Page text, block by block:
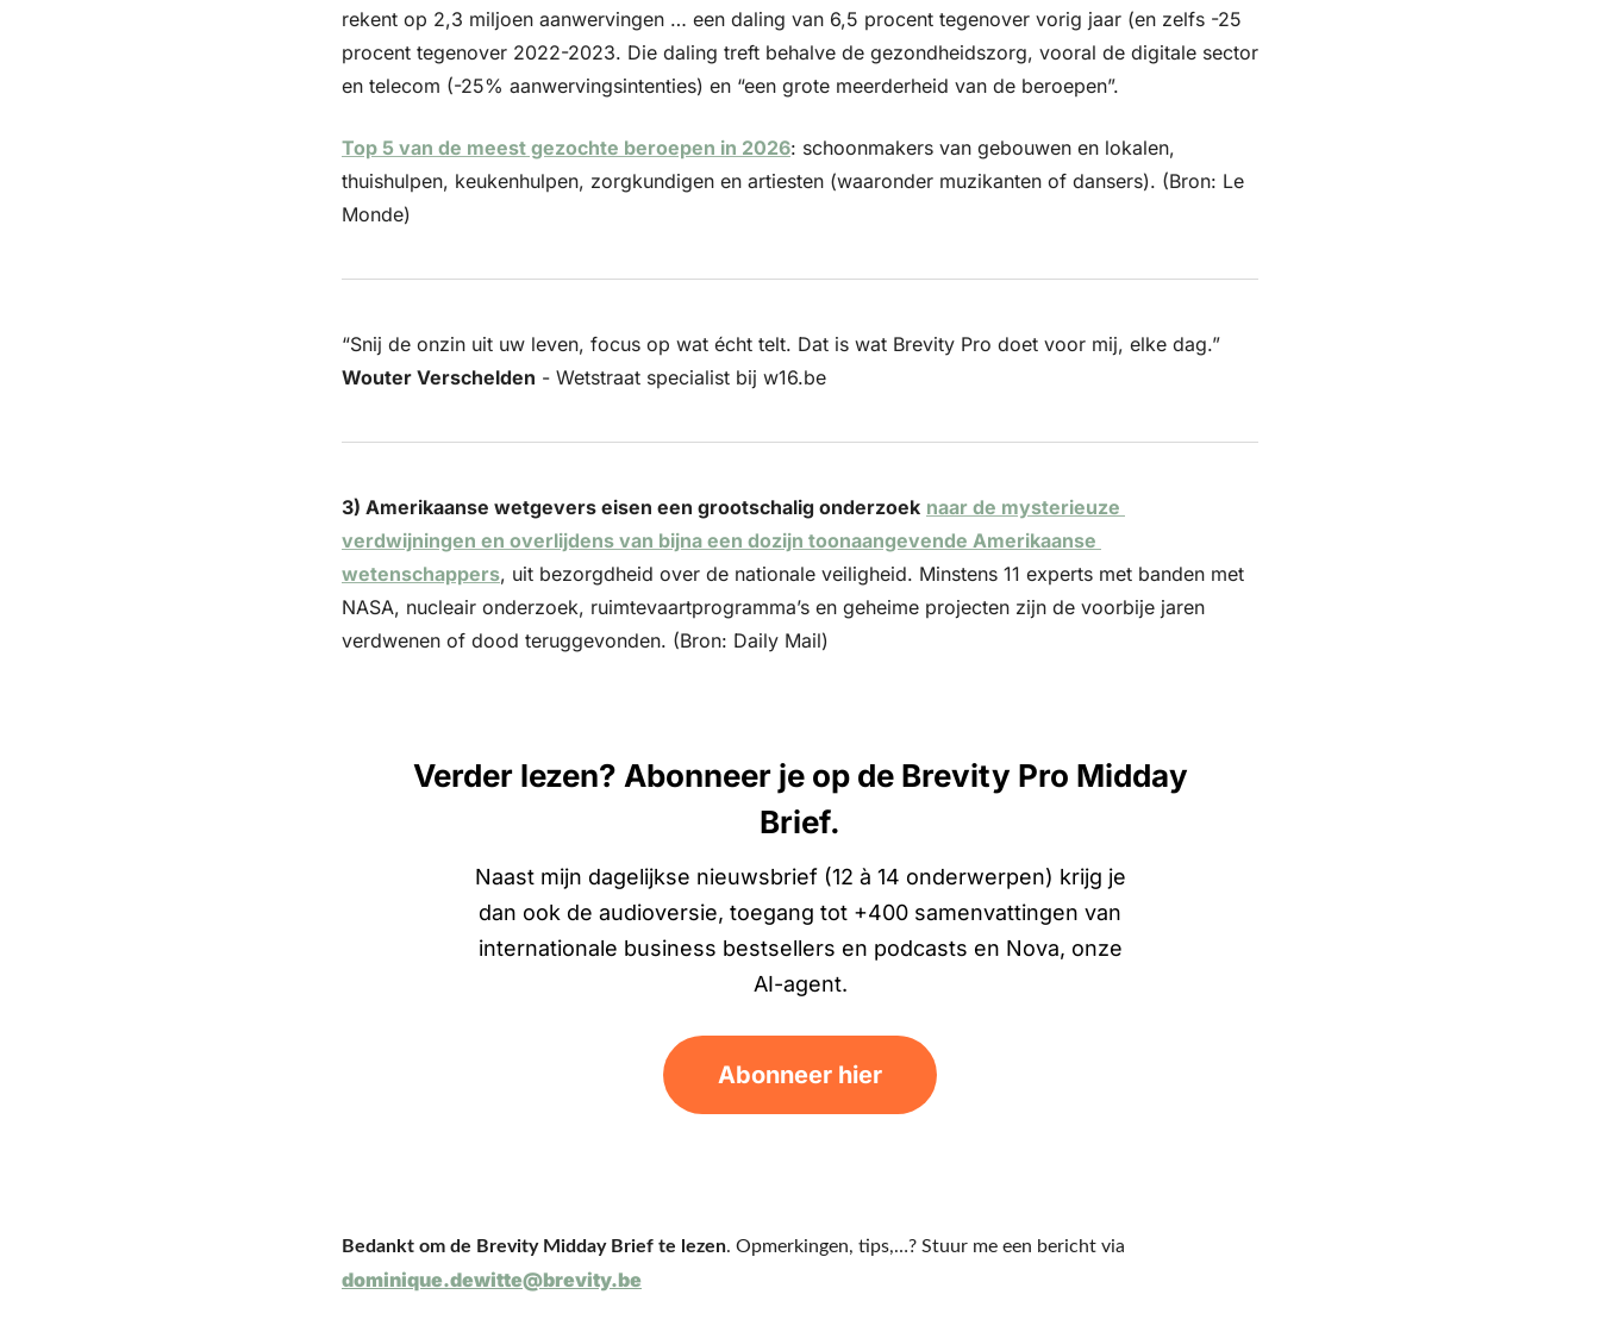
rekent op 2,3 miljoen aanwervingen … een daling van 6,5 procent tegenover vorig jaar (en zelfs -25
procent tegenover 2022-2023. Die daling treft behalve de gezondheidszorg, vooral de digitale sector
en telecom (-25% aanwervingsintenties) en “een grote meerderheid van de beroepen”.
Top 5 van de meest gezochte beroepen in 2026: schoonmakers van gebouwen en lokalen,
thuishulpen, keukenhulpen, zorgkundigen en artiesten (waaronder muzikanten of dansers). (Bron: Le
Monde)
Wouter Verschelden - Wetstraat specialist bij w16.be
3) Amerikaanse wetgevers eisen een grootschalig onderzoek naar de mysterieuze
verdwijningen en overlijdens van bijna een dozijn toonaangevende Amerikaanse
wetenschappers, uit bezorgdheid over de nationale veiligheid. Minstens 11 experts met banden met
NASA, nucleair onderzoek, ruimtevaartprogramma’s en geheime projecten zijn de voorbije jaren
verdwenen of dood teruggevonden. (Bron: Daily Mail)
Verder lezen? Abonneer je op de Brevity Pro Midday
Brief.
Naast mijn dagelijkse nieuwsbrief (12 à 14 onderwerpen) krijg je
dan ook de audioversie, toegang tot +400 samenvattingen van
internationale business bestsellers en podcasts en Nova, onze
AI-agent.
Abonneer hier
Bedankt om de Brevity Midday Brief te lezen
dominique.dewitte@brevity.be